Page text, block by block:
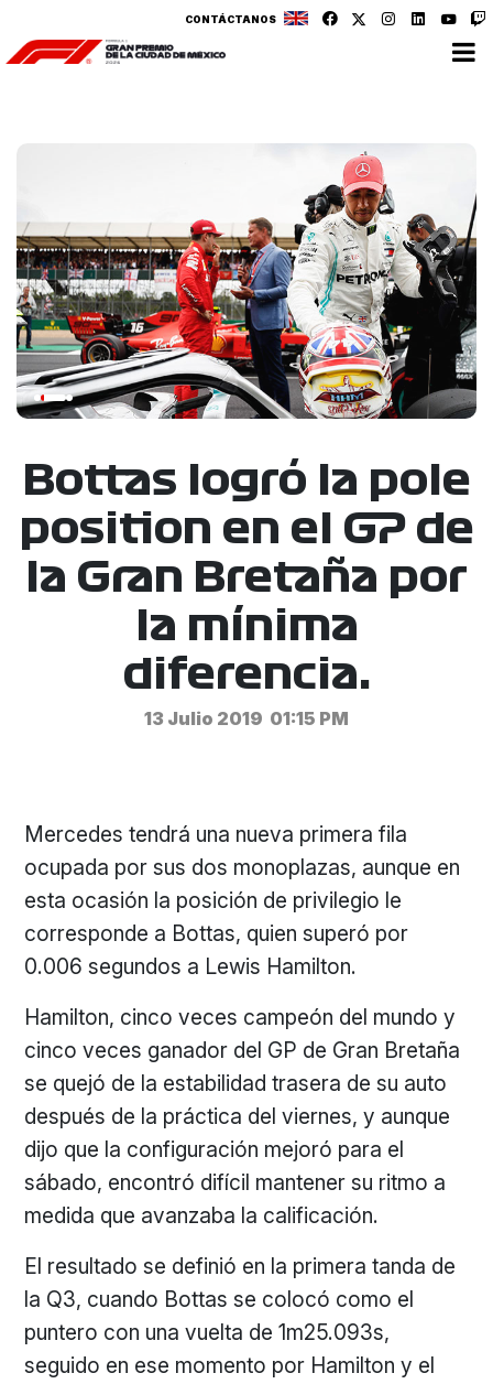
CONTÁCTANOS
Bottas logró la pole
position en el GP de
la Gran Bretaña por
la mínima
diferencia.
13 Julio 2019 01:15 PM
Mercedes tendrá una nueva primera fila
ocupada por sus dos monoplazas, aunque en
esta ocasión la posición de privilegio le
corresponde a Bottas, quien superó por
0.006 segundos a Lewis Hamilton.
Hamilton, cinco veces campeón del mundo y
cinco veces ganador del GP de Gran Bretaña
se quejó de la estabilidad trasera de su auto
después de la práctica del viernes, y aunque
dijo que la configuración mejoró para el
sábado, encontró difícil mantener su ritmo a
medida que avanzaba la calificación.
El resultado se definió en la primera tanda de
la Q3, cuando Bottas se colocó como el
puntero con una vuelta de 1m25.093s,
seguido en ese momento por Hamilton y el